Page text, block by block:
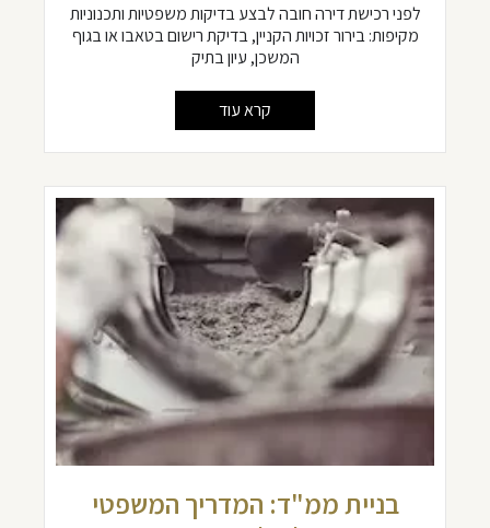
לפני רכישת דירה חובה לבצע בדיקות משפטיות ותכנוניות
מקיפות: בירור זכויות הקניין, בדיקת רישום בטאבו או בגוף
המשכן, עיון בתיק
קרא עוד
בניית ממ"ד: המדריך המשפטי